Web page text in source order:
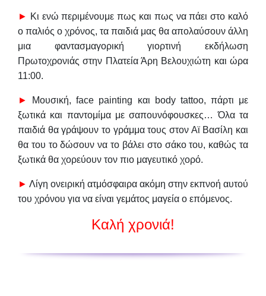
► Κι ενώ περιμένουμε πως και πως να πάει στο καλό
ο παλιός ο χρόνος, τα παιδιά μας θα απολαύσουν άλλη
μια φαντασμαγορική γιορτινή εκδήλωση
Πρωτοχρονιάς στην Πλατεία Άρη Βελουχιώτη και ώρα
11:00.
►
Μουσική, face painting και body tattoo, πάρτι με
ξωτικά και παντομίμα με σαπουνόφουσκες… Όλα τα
παιδιά θα γράψουν το γράμμα τους στον Αϊ Βασίλη και
θα του το δώσουν να το βάλει στο σάκο του, καθώς τα
ξωτικά θα χορεύουν τον πιο μαγευτικό χορό.
► Λίγη ονειρική ατμόσφαιρα ακόμη στην εκπνοή αυτού
του χρόνου για να είναι γεμάτος μαγεία ο επόμενος.
Καλή χρονιά!